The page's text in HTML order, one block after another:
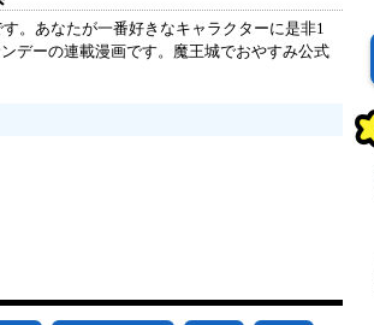
。あなたが一番好きなキャラクターに是非1
デーの連載漫画です。魔王城でおやすみ公式